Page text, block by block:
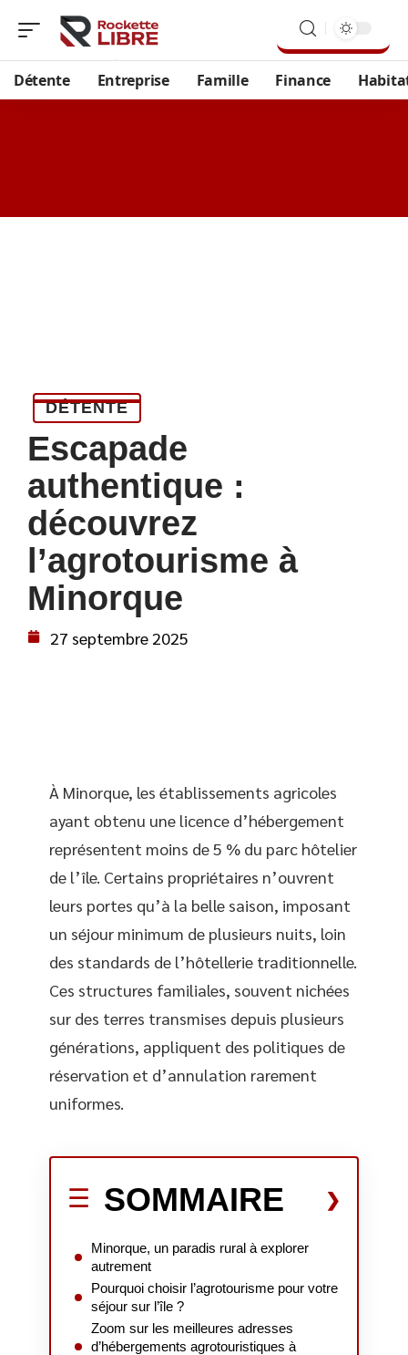
Détente Entreprise Famille Finance
DÉTENTE
Escapade
authentique :
découvrez
l’agrotourisme à
Minorque
27 septembre 2025
À Minorque, les établissements agricoles
ayant obtenu une licence d’hébergement
représentent moins de 5 % du parc hôtelier
de l’île. Certains propriétaires n’ouvrent
leurs portes qu’à la belle saison, imposant
un séjour minimum de plusieurs nuits, loin
des standards de l’hôtellerie traditionnelle.
Ces structures familiales, souvent nichées
sur des terres transmises depuis plusieurs
générations, appliquent des politiques de
réservation et d’annulation rarement
uniformes.
SOMMAIRE
Minorque, un paradis rural à explorer
autrement
Pourquoi choisir l’agrotourisme pour votre
séjour sur l’île ?
Zoom sur les meilleures adresses
d’hébergements agrotouristiques à